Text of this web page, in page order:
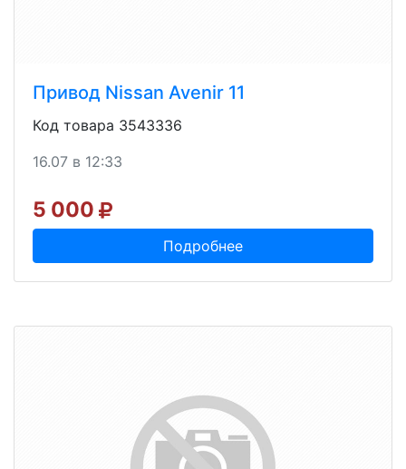
Привод Nissan Avenir 11
Код товара 3543336
16.07 в 12:33
5 000
Подробнее